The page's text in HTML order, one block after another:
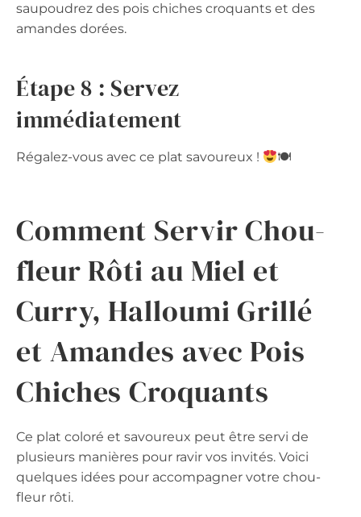
saupoudrez des pois chiches croquants et des
amandes dorées.
Étape 8 : Servez
immédiatement
Régalez-vous avec ce plat savoureux ! 🍽
Comment Servir Chou-
fleur Rôti au Miel et
Curry, Halloumi Grillé
et Amandes avec Pois
Chiches Croquants
Ce plat coloré et savoureux peut être servi de
plusieurs manières pour ravir vos invités. Voici
quelques idées pour accompagner votre chou-
fleur rôti.